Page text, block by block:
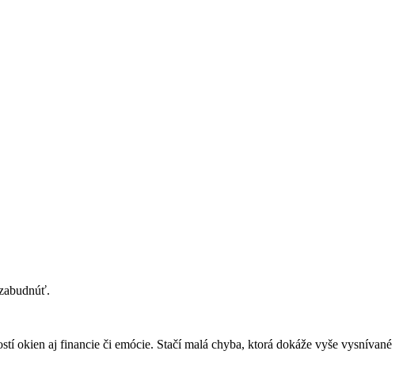
okien aj financie či emócie. Stačí malá chyba, ktorá dokáže vyše vysnívané